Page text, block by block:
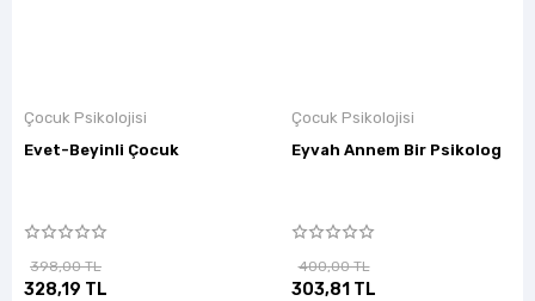
Çocuk Psikolojisi
Evet-Beyinli Çocuk
398,00 TL
328,19 TL
Çocuk Psikolojisi
Eyvah Annem Bir Psikolog
400,00 TL
303,81 TL